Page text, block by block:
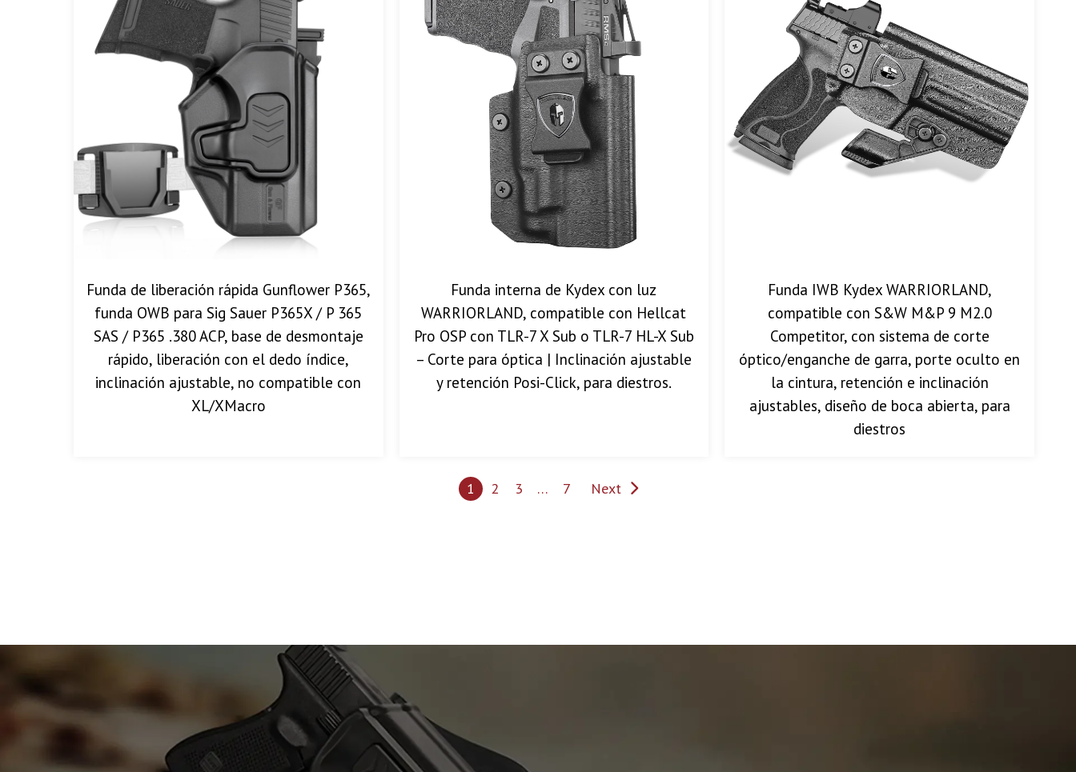
Funda de liberación rápida Gunflower P365,
funda OWB para Sig Sauer P365X / P 365
SAS / P365 .380 ACP, base de desmontaje
rápido, liberación con el dedo índice,
inclinación ajustable, no compatible con
XL/XMacro
Funda interna de Kydex con luz
WARRIORLAND, compatible con Hellcat
Pro OSP con TLR-7 X Sub o TLR-7 HL-X Sub
– Corte para óptica | Inclinación ajustable
y retención Posi-Click, para diestros.
Funda IWB Kydex WARRIORLAND,
compatible con S&W M&P 9 M2.0
Competitor, con sistema de corte
óptico/enganche de garra, porte oculto en
la cintura, retención e inclinación
ajustables, diseño de boca abierta, para
diestros
1 2 3 … 7 Next